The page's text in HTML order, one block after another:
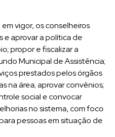
vigor, os conselheiros
e aprovar a política de
propor e fiscalizar a
Municipal de Assistência;
prestados pelos órgãos
na área; aprovar convênios;
social e convocar
no sistema, com foco
pessoas em situação de